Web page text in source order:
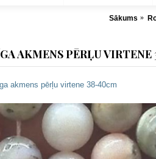
Sākums
AKMENS PĒRĻU
akmens pērļu virtene 38-40cm